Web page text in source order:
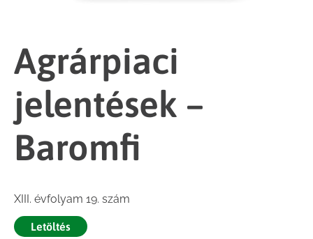
Agrárpiaci
jelentések –
Baromfi
XIII. évfolyam 19. szám
Letöltés